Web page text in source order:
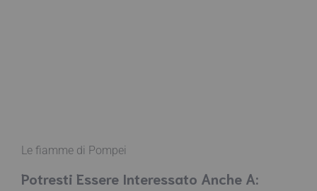
Le fiamme di Pompei
Potresti Essere Interessato Anche A: